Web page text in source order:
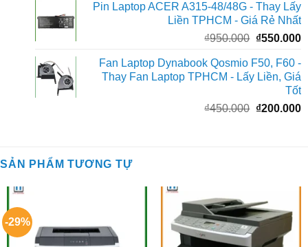
là:
₫1.950.000.
Pin Laptop ACER A315-48/48G - Thay Lấy
Liền TPHCM - Giá Rẻ Nhất
₫950.000 Giá
là:
₫950.000.
₫550.000
Fan Laptop Dynabook Qosmio F50, F60 -
Thay Fan Laptop TPHCM - Lấy Liền, Giá
Tốt
₫450.000 Giá
₫200.000
SẢN PHẨM TƯƠNG TỰ
-29%